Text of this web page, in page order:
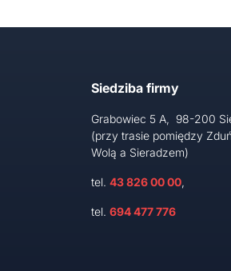
Siedziba firmy
Grabowiec 5 A, 98-200
(przy trasie pomiędzy
Wolą a Sieradzem)
tel. 43 826 00 00,
tel. 694 477 776